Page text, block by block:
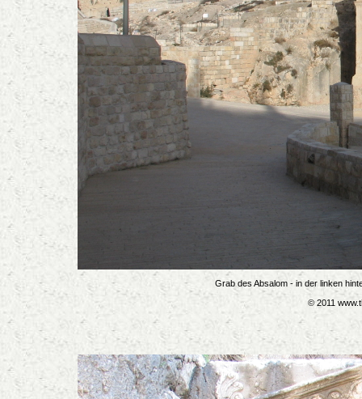
Grab des Absalom - in der linken
© 2011